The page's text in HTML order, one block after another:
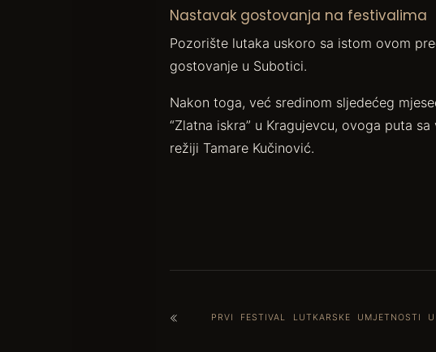
Nastavak gostovanja na festivalima
Pozorište lutaka uskoro sa istom ovom
gostovanje u Subotici.
Nakon toga, već sredinom sljedećeg
“Zlatna iskra” u Kragujevcu, ovoga puta
režiji Tamare Kučinović.
PRVI FESTIVAL LUTKARSKE UMJETNOSTI U